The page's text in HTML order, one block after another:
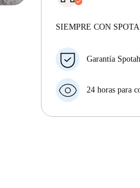
anuncio.
Más sobre este
SIEMPRE CON
Garantía
horas previas a la
el hotel hasta que
24 horas para